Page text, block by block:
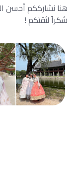
هنا نشارككم أحسن
شكراً لثقتكم !